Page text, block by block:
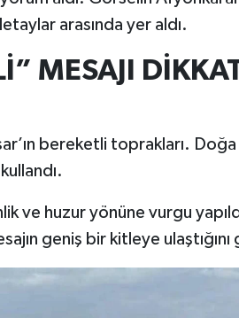
arasında yer aldı.
MESAJI
bereketli toprakları. Doğa
ve huzur yönüne vurgu
geniş bir kitleye